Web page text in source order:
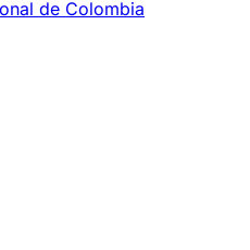
de Colombia